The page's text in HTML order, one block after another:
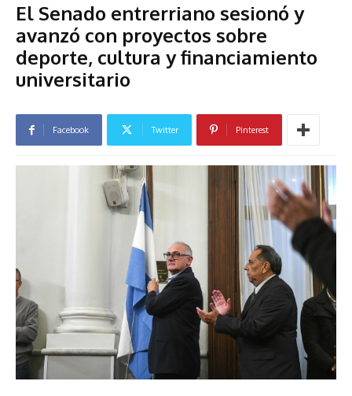
El Senado entrerriano sesionó y
avanzó con proyectos sobre
deporte, cultura y financiamiento
universitario
Facebook Twitter Pinterest